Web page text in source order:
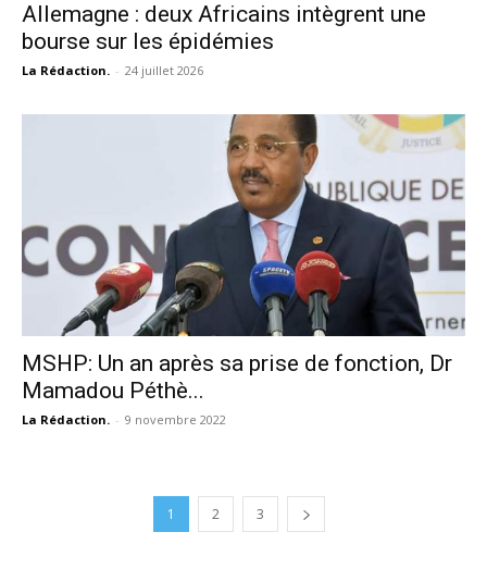
Allemagne : deux Africains intègrent une
bourse sur les épidémies
La Rédaction. - 24 juillet 2026
MSHP: Un an après sa prise de fonction, Dr
Mamadou Péthè...
La Rédaction. - 9 novembre 2022
1 2 3